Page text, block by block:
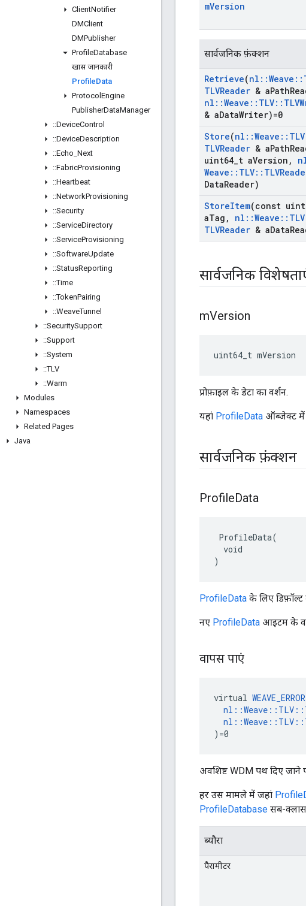
ClientNotifier
DMClient
DMPublisher
ProfileDatabase
खास जानकारी
ProfileData
Protocol Engine
PublisherDataManager
::DeviceControl
::DeviceDescription
::Echo Next
::FabricProvisioning
::Heartbeat
::NetworkProvisioning
::Security
::ServiceDirectory
::ServiceProvisioning
::SoftwareUpdate
::StatusReporting
::Time
::TokenPairing
::WeaveTunnel
::SecuritySupport
::Support
::System
::TLV
::Warm
Modules
Namespaces
Related Pages
Java
mVersion
सार्वजनिक फ़ंक्शन
Retrieve(nl ::Weave ::
TLVReader & aPath
nl ::Weave :: TLV::
& aDataWriter)=0
Store(nl ::Weave :: TLV
TLVReader & aPath
uint64 t aVersion ,
Weave :: TLV::
DataReader)
StoreItem(const
aTag , nl ::Weave :: TLV
TLVReader & aData
सार्वजनिक
mVersion
uint64_t mVersion
प्रोफ़ाइल के डेटा का वर्शन.
यहां ProfileData ऑब्जेक्ट में
सार्वजनिक फ़ंक्शन
ProfileData
ProfileData(
  void
)
ProfileData के लिए डिफ़ॉल्ट
नए ProfileData आइटम के
वापस पाएं
virtual WEAVE_ERROR
)=0
अवशिष्ट WDM पथ दिए
हर उस मामले में जहां
ProfileDatabase सब-क्लास
ब्यौरा
पैरामीटर